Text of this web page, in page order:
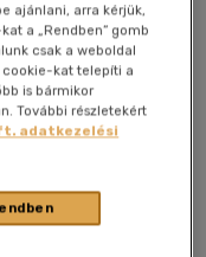
ajánlani, arra kérjük,
a „Rendben” gomb
csak a weboldal
cookie-kat telepíti a
is bármikor
További részletekért
adatkezelési